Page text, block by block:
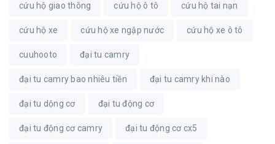
cứu hộ giao thông cứu hộ ô tô cứu hộ tai nạn
cứu hộ xe cứu hộ xe ngập nước cứu hộ xe ô tô
cuuhooto đại tu camry
đại tu camry bao nhiêu tiền đại tu camry khi nào
đại tu dộng cơ đại tu động cơ
đại tu động cơ camry đại tu động cơ cx5